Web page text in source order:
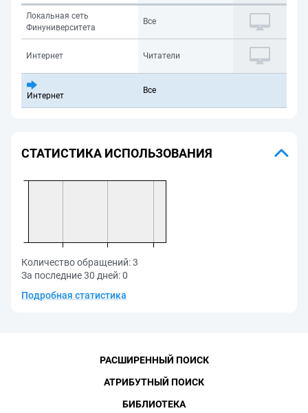
Локальная сеть
Финуниверситета
Все
Интернет Читатели
Интернет
Все
СТАТИСТИКА ИСПОЛЬЗОВАНИЯ
Количество обращений:3
За последние 30 дней:0
Подробная статистика
РАСШИРЕННЫЙ ПОИСК
АТРИБУТНЫЙ ПОИСК
БИБЛИОТЕКА